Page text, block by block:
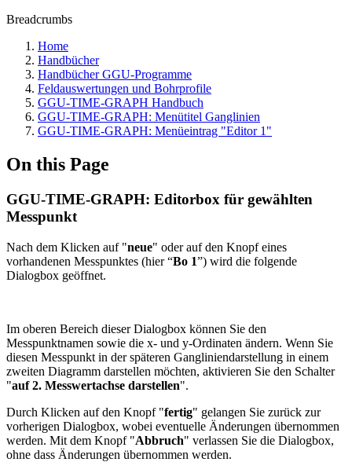
Breadcrumbs
Home
Handbücher
Handbücher GGU-Programme
Feldauswertungen und Bohrprofile
GGU-TIME-GRAPH Handbuch
GGU-TIME-GRAPH: Menütitel Ganglinien
GGU-TIME-GRAPH: Menüeintrag "Editor 1"
On this Page
GGU-TIME-GRAPH: Editorbox für gewählten
Messpunkt
Nach dem Klicken auf "neue" oder auf den Knopf eines
vorhandenen Messpunktes (hier “Bo 1”) wird die folgende
Dialogbox geöffnet.
Im oberen Bereich dieser Dialogbox können Sie den
Messpunktnamen sowie die x- und y-Ordinaten ändern. Wenn Sie
diesen Messpunkt in der späteren Gangliniendarstellung in einem
zweiten Diagramm darstellen möchten, aktivieren Sie den Schalter
"auf 2. Messwertachse darstellen".
Durch Klicken auf den Knopf "fertig" gelangen Sie zurück zur
vorherigen Dialogbox, wobei eventuelle Änderungen übernommen
werden. Mit dem Knopf "Abbruch" verlassen Sie die Dialogbox,
ohne dass Änderungen übernommen werden.